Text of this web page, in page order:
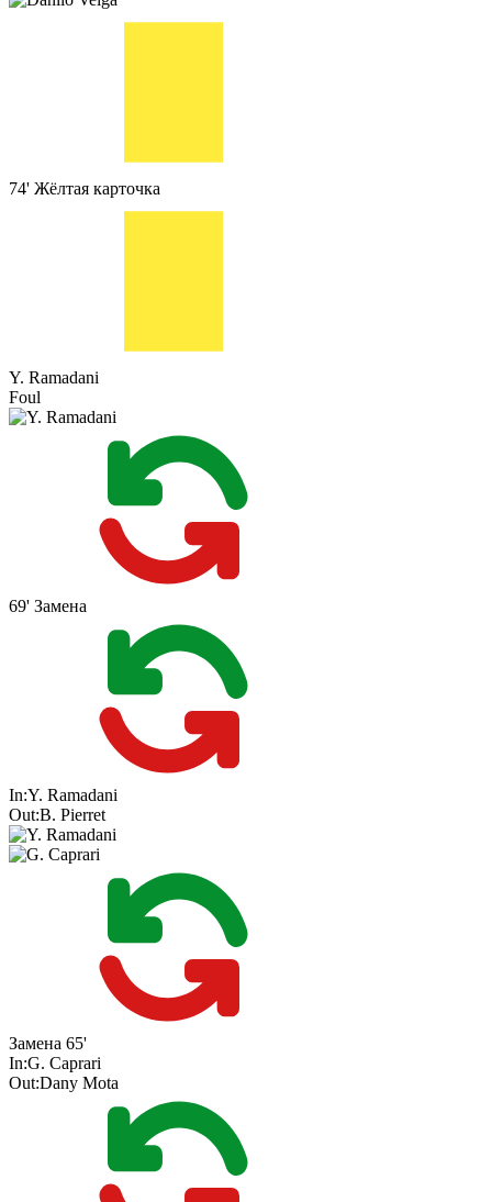
74' Жёлтая карточка
Y. Ramadani
Foul
69' Замена
In:Y. Ramadani
Out:B. Pierret
Замена 65'
In:G. Caprari
Out:Dany Mota